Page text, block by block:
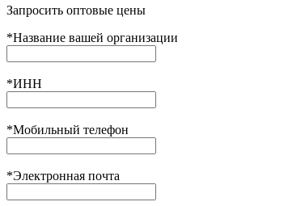
Запросить оптовые цены
*Название вашей организации
*ИНН
*Мобильный телефон
*Электронная почта